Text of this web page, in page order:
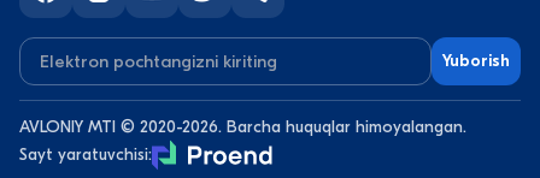
Yuborish
AVLONIY MTI © 2020-2026. Barcha huquqlar himoyalangan.
Sayt yaratuvchisi: